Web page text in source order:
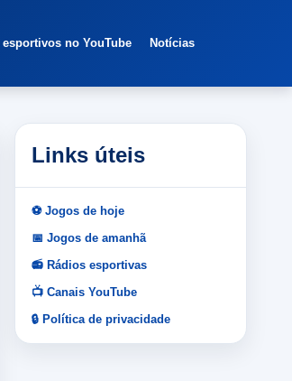
esportivos no YouTube Notícias
Links úteis
⚽ Jogos de hoje
📅 Jogos de amanhã
📻 Rádios esportivas
📺 Canais YouTube
🔒 Política de privacidade